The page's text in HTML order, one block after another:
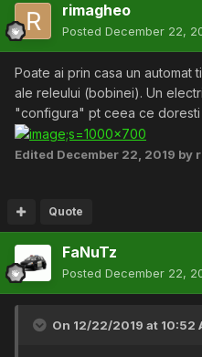
rimagheo
Posted December 22,
Poate ai prin casa un automat
ale releului (bobinei). Un
"configura" pt ceea ce doresti
Edited December 22, 2019 by
Quote
FaNuTz
Posted December 22,
On 12/22/2019 at 10:52